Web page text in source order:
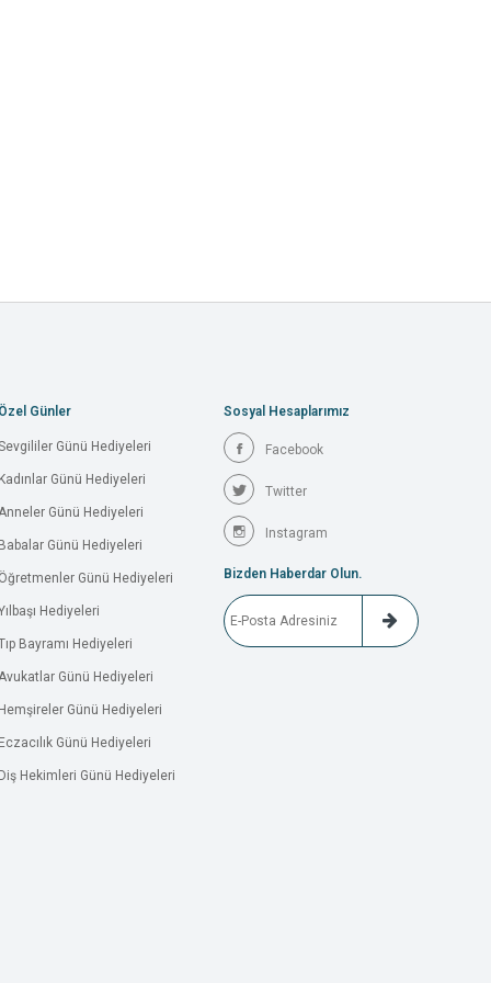
Günler
Günü Hediyeleri
Günü Hediyeleri
Günü Hediyeleri
Günü Hediyeleri
Günü Hediyeleri
Hediyeleri
Bayramı Hediyeleri
Günü Hediyeleri
Günü Hediyeleri
Günü Hediyeleri
Hekimleri Günü Hediyeleri
Sosyal Hesaplarımız
Facebook
Twitter
Instagram
Bizden Haberdar Olun.